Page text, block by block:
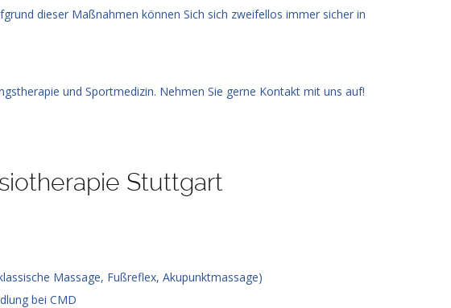
dieser Maßnahmen können Sich sich zweifellos immer sicher in
und Sportmedizin. Nehmen Sie gerne Kontakt mit uns auf!
Stuttgart
Massage, Fußreflex, Akupunktmassage)
bei CMD